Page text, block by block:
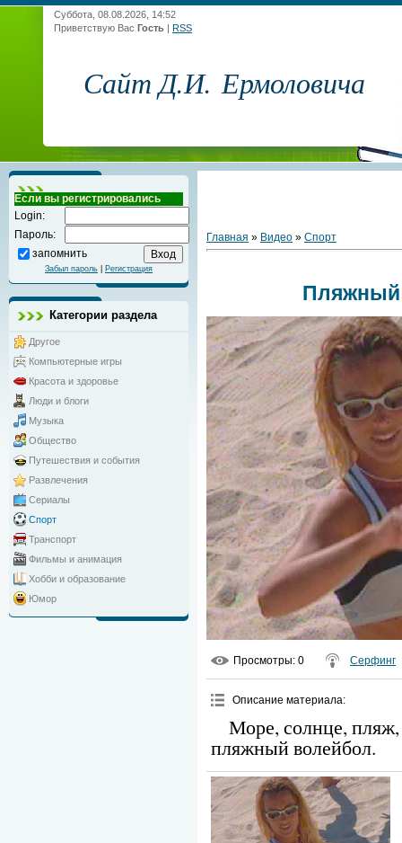
Суббота, 08.08.2026, 14:52
Приветствую Вас Гость | RSS
Сайт Д.И. Ермоловича
Если вы регистрировались
Login:
Пароль:
запомнить
Забыл пароль Регистрация
Категории раздела
Другое
Компьютерные игры
Красота и здоровье
Люди и блоги
Музыка
Общество
Путешествия и события
Развлечения
Сериалы
Спорт
Транспорт
Фильмы и анимация
Хобби и образование
Юмор
Главная » Видео » Спорт
Пляжный
Просмотры: 0 Серфинг
Описание материала:
Море, солнце,
пляжный волейбол.